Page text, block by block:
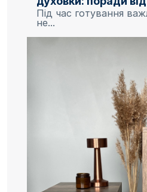
Під час готування
не...